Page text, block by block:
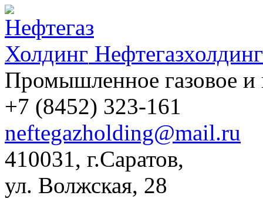
Нефтегазхолдинг
Промышленное газовое и
+7 (8452) 323-161
neftegazholding@mail.ru
410031, г.Саратов,
ул. Волжская, 28